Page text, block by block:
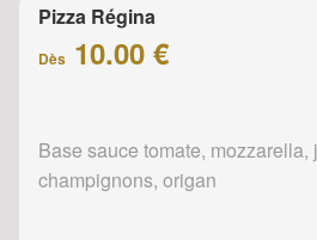
Pizza Régina
Dès 10.00 €
Base sauce tomate, mozzarella,
champignons, origan